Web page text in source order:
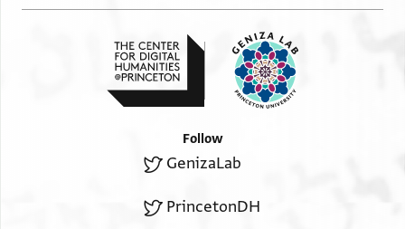
Follow
GenizaLab
PrincetonDH